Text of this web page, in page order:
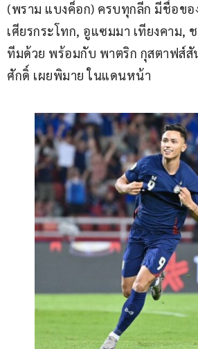
(พราม แบงค็อก) ครบทุกลีก มีชื่อขอ
เศียรกระโทก, อูแซมมา เทียงคาม,
ทีมด้วย พร้อมกับ พาตริก กุสตาฟส์สั
ศักดิ์ เผยพิมาย ในแดนหน้า